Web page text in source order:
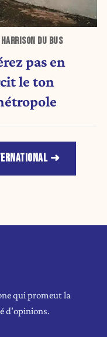
DU BUS
pas en
le ton
qui promeut la
d'opinions.